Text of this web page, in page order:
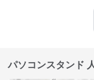
パソコンスタンド